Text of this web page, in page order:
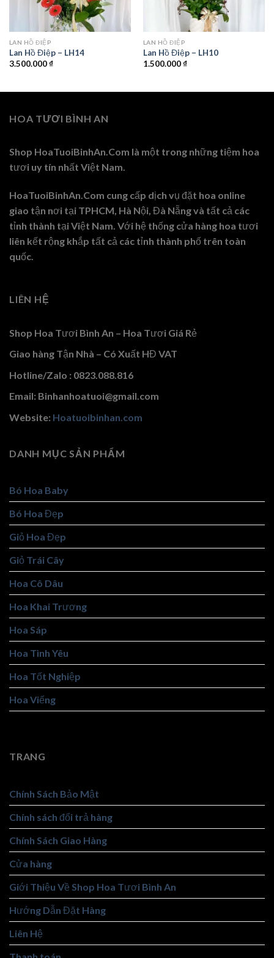
LAN HỒ ĐIỆP
Lan Hồ Điệp – LH14
3.500.000₫
LAN HỒ ĐIỆP
Lan Hồ Điệp – LH10
1.500.000₫
HOA TƯƠI BÌNH AN
Shop HoaTuoiBinhAn.Com là một trong những tiệm hoa
tươi uy tín nhất Việt Nam.
HoaTuoiBinhAn.Com cung cấp dịch vụ đặt hoa online
giao tận nơi tại TPHCM, Hà Nội, Đà Nẵng và tất cả các
tỉnh thành tại Việt Nam. Với hệ thống cửa hàng hoa tươi
liên kết rộng khắp tất cả các tỉnh thành phố trên toàn
quốc.
LIÊN HỆ
Shop Hoa Tươi Bình An – Hoa Tươi Giá Rẻ
Giao hàng Tận Nhà – Có Xuất HĐ VAT
Hotline/Zalo : 0823.088.816
Email: Binhanhoatuoi@gmail.com
Website: Hoatuoibinhan.com
DANH MỤC SẢN PHẨM
Bó Hoa Baby
Bó Hoa Đẹp
Giỏ Hoa Đẹp
Giỏ Trái Cây
Hoa Cô Dâu
Hoa Khai Trương
Hoa Sáp
Hoa Tình Yêu
Hoa Tốt Nghiệp
Hoa Viếng
TRANG
Chính Sách Bảo Mật
Chính sách đổi trả hàng
Chính Sách Giao Hàng
Cửa hàng
Giới Thiệu Về Shop Hoa Tươi Bình An
Hướng Dẫn Đặt Hàng
Liên Hệ